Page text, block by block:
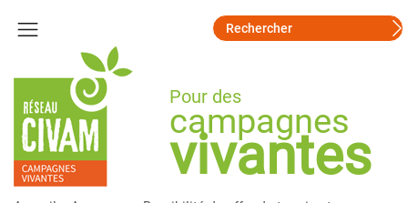
Pour des
campagnes
vivantes